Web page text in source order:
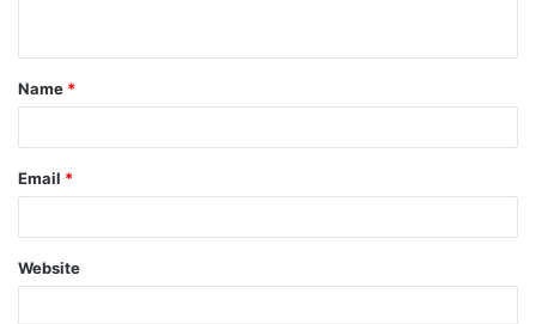
t
*
Name *
Email *
Website